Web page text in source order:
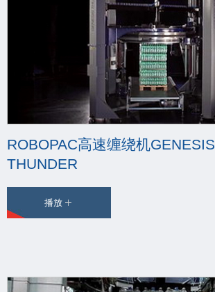
ROBOPAC高速缠绕机GENESIS
THUNDER
播放